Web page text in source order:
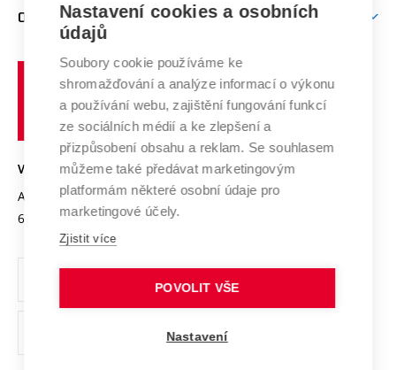
E-přihláška
Doktorské studium
Podpora podnikání
Mezinárodní vědecká rada
Systém zajišťování kvality výzkumu
Výzkumné infrastruktury
Transfer znalostí
Open Science
Projekty
Projekty ze strukturálních fondů
Specifický výzkum
Zahraniční spolupráce
Spolupráce se školami
Služby univerzity
Mezinárodní dohody
Univerzitní sítě
O UNIVERZITĚ
Profil univerzity
Udržitelná univerzita
Podnikavá univerzita / ContriBUTe
Bezpečná univerzita
Vyznamenání
Organizační struktura
Ochrana osobních údajů
odkaz)
učení
technické
VYSOKÉ UČENÍ TECHNICKÉ V BRNĚ
Antonínská 548/1
602 00 Brno
www.vut.cz
vut@vutbr.cz
Nastavení cookies a osobních
údajů
Soubory cookie používáme ke
shromažďování a analýze informací o výkonu
a používání webu, zajištění fungování funkcí
ze sociálních médií a ke zlepšení a
přizpůsobení obsahu a reklam. Se souhlasem
můžeme také předávat marketingovým
platformám některé osobní údaje pro
marketingové účely.
Zjistit více
POVOLIT VŠE
Nastavení